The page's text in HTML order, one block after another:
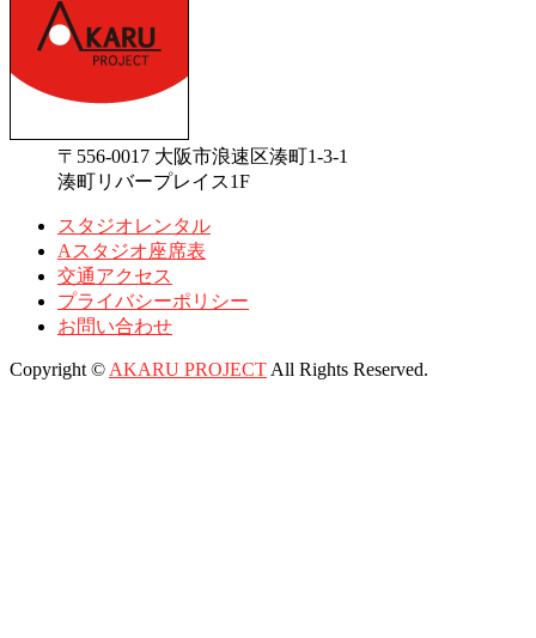
〒556-0017 大阪市浪速区湊町1-3-1
湊町リバープレイス1F
スタジオレンタル
Aスタジオ座席表
交通アクセス
プライバシーポリシー
お問い合わせ
Copyright © AKARU PROJECT All Rights Reserved.